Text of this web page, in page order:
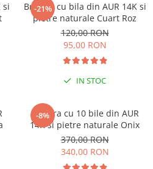
si
-21%
Bratara cu bila din AUR 14K si
pietre naturale Cuart Roz
120,00 RON
95,00 RON
IN STOC
-8%
Bratara cu 10 bile din AUR
14K si pietre naturale Onix
370,00 RON
340,00 RON